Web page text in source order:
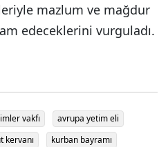
mazlum ve mağdur
edeceklerini vurguladı.
vakfı
avrupa yetim eli
kervanı kurban bayramı